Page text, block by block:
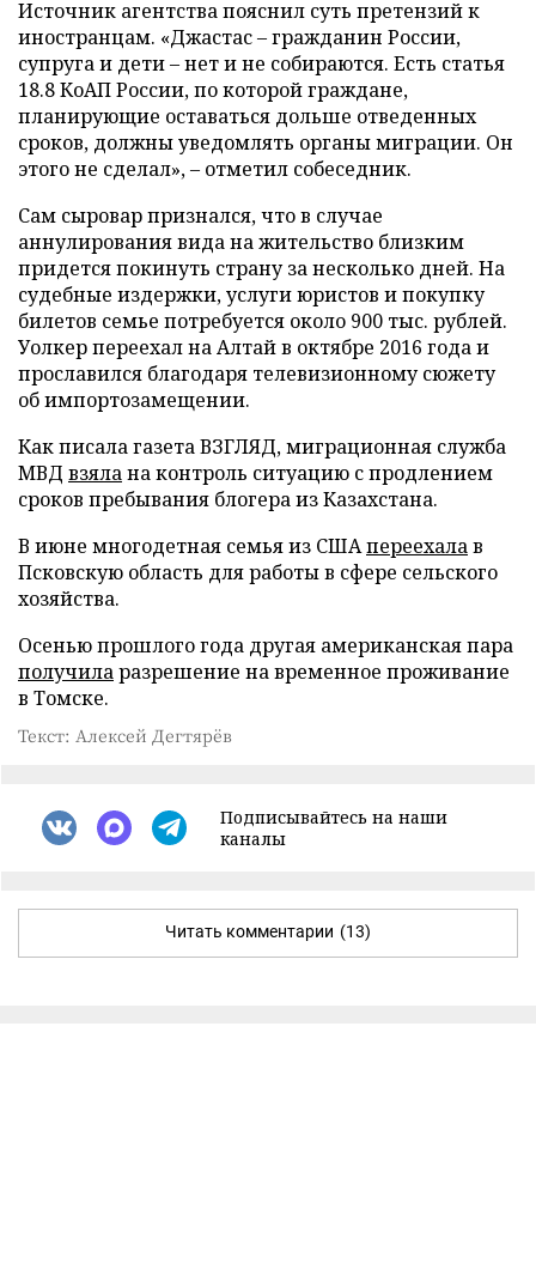
Источник агентства пояснил суть претензий к
иностранцам. «Джастас – гражданин России,
супруга и дети – нет и не собираются. Есть статья
18.8 КоАП России, по которой граждане,
планирующие оставаться дольше отведенных
сроков, должны уведомлять органы миграции. Он
этого не сделал», – отметил собеседник.
Сам сыровар признался, что в случае
аннулирования вида на жительство близким
придется покинуть страну за несколько дней. На
судебные издержки, услуги юристов и покупку
билетов семье потребуется около 900 тыс. рублей.
Уолкер переехал на Алтай в октябре 2016 года и
прославился благодаря телевизионному сюжету
об импортозамещении.
Как писала газета ВЗГЛЯД, миграционная служба
МВД взялана контроль ситуацию с продлением
сроков пребывания блогера из Казахстана.
В июне многодетная семья из СШАпереехалав
Псковскую область для работы в сфере сельского
хозяйства.
Осенью прошлого года другая американская пара
получиларазрешение на временное проживание
в Томске.
Текст: Алексей Дегтярёв
Подписывайтесь на наши
каналы
Читать комментарии (13)